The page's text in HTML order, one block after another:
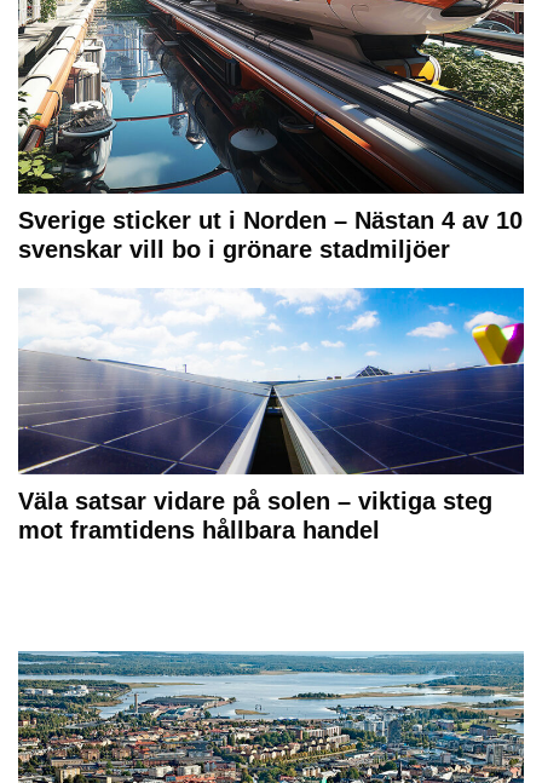
Sverige sticker ut i Norden – Nästan 4 av 10
svenskar vill bo i grönare stadmiljöer
Väla satsar vidare på solen – viktiga steg
mot framtidens hållbara handel